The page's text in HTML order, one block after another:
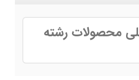
محصولات رشته